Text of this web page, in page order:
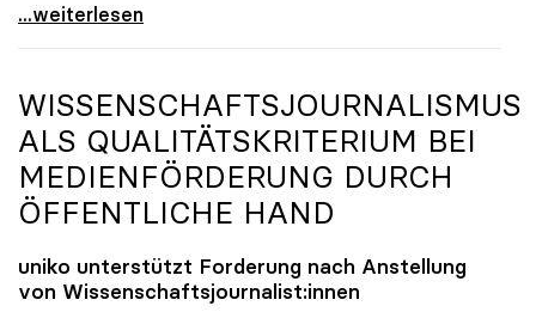
Gegen Angriffe auf Wissenschaft: uniko richtet vor
...weiterlesen
WISSENSCHAFTSJOURNALISMUS
ALS QUALITÄTSKRITERIUM BEI
MEDIENFÖRDERUNG DURCH
ÖFFENTLICHE HAND
uniko unterstützt Forderung nach Anstellung
von Wissenschaftsjournalist:innen